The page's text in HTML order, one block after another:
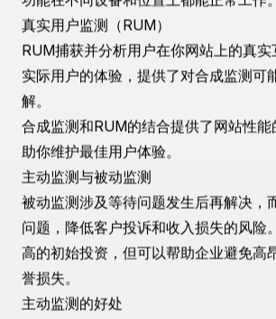
有效性能监测的技巧
性能监测技术一般分为两类：合成监测
合成监测
合成监测使用脚本模拟用户在你网站上
的方法有助于在影响真实用户之前识别
正常运行时间监测：定期通过发送
站可用性，以确保用户可以访问你的站点
页面速度监测：测量页面加载所需的时
能以改善速度。
交易监测：模拟用户的活动，如登录或
功能在不同设备和位置上都能正常工作。
真实用户监测（RUM）